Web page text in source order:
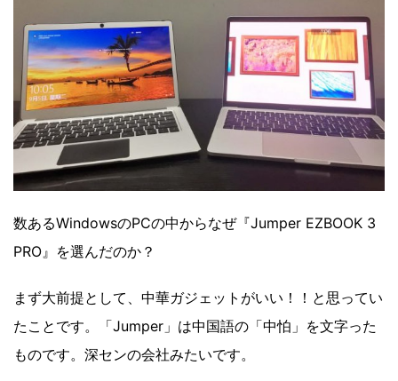
数あるWindowsのPCの中からなぜ『Jumper EZBOOK 3
PRO』を選んだのか？
まず大前提として、中華ガジェットがいい！！と思ってい
たことです。「Jumper」は中国語の「中怕」を文字った
ものです。深センの会社みたいです。